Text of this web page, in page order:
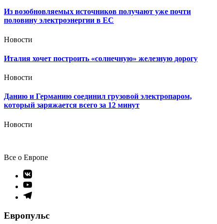
Из возобновляемых источников получают уже почти
половину электроэнергии в ЕС
Новости
Италия хочет построить «солнечную» железную дорогу
Новости
Данию и Германию соединил грузовой электропаром,
который заряжается всего за 12 минут
Новости
Все о Европе
Элемент
меню
Элемент
меню
Элемент
Европульс